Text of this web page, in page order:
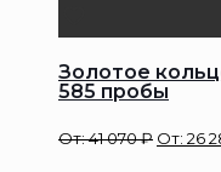
Золотое
585 пробы
От:41 070₽ От: 26